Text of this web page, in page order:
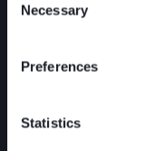
Selection
Necessary
Preferences
Statistics
I 360-grader kan du
ventilexperterna på
från Stafsjö guidar